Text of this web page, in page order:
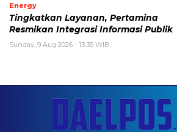
Energy
Tingkatkan Layanan, Pertamina
Resmikan Integrasi Informasi Publik
Sunday, 9 Aug 2026 - 13:35 WIB